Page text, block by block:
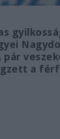
pár
a